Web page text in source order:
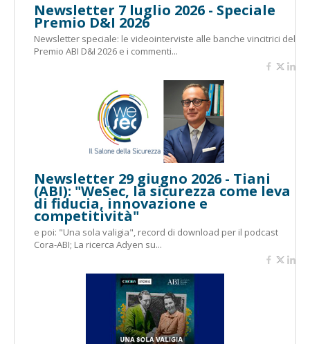
Newsletter 7 luglio 2026 - Speciale
Premio D&I 2026
Newsletter speciale: le videointerviste alle banche vincitrici del
Premio ABI D&I 2026 e i commenti...
Newsletter 29 giugno 2026 - Tiani
(ABI): "WeSec, la sicurezza come leva
di fiducia, innovazione e
competitività"
e poi: "Una sola valigia", record di download per il podcast
Cora-ABI; La ricerca Adyen su...